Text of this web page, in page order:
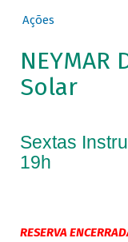
Ações
NEYMAR
Solar
Sextas
19h
RESERVA